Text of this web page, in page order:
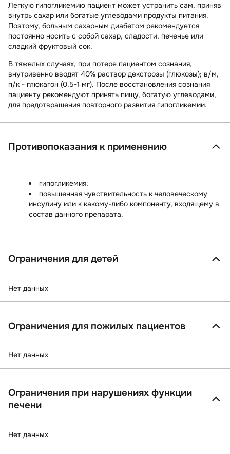
Легкую гипогликемию пациент может устранить сам, приняв
внутрь сахар или богатые углеводами продукты питания.
Поэтому, больным сахарным диабетом рекомендуется
постоянно носить с собой сахар, сладости, печенье или
сладкий фруктовый сок.
В тяжелых случаях, при потере пациентом сознания,
внутривенно вводят 40% раствор декстрозы (глюкозы); в/м,
п/к - глюкагон (0.5-1 мг). После восстановления сознания
пациенту рекомендуют принять пищу, богатую углеводами,
для предотвращения повторного развития гипогликемии.
Противопоказания к применению
гипогликемия;
повышенная чувствительность к человеческому
инсулину или к какому-либо компоненту, входящему в
состав данного препарата.
Ограничения для детей
Нет данных
Ограничения для пожилых пациентов
Нет данных
Ограничения при нарушениях функции
печени
Нет данных